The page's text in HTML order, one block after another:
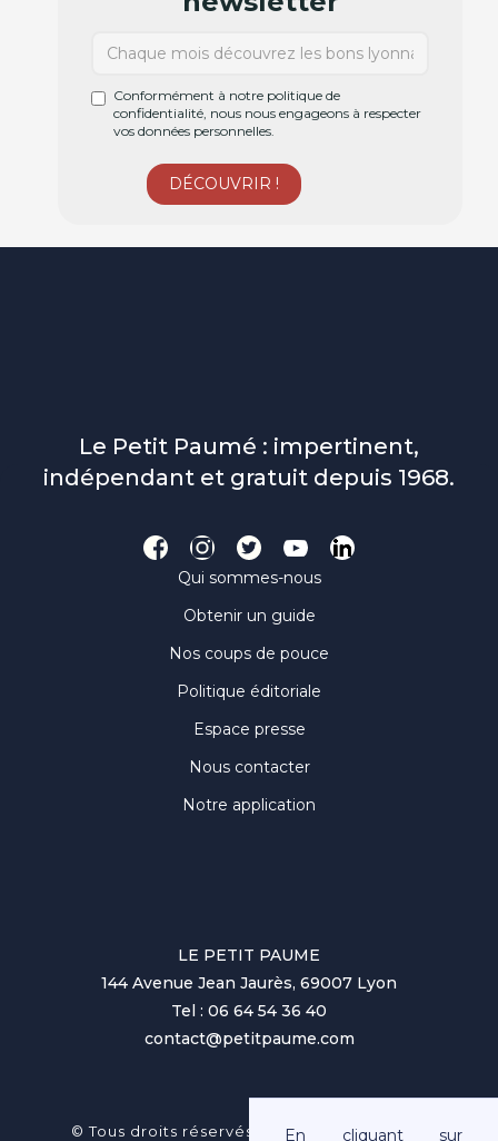
Conformément à notre politique de
confidentialité, nous nous engageons à respecter
vos données personnelles.
Le Petit Paumé : impertinent,
indépendant et gratuit depuis 1968.
Qui sommes-nous
Obtenir un guide
Nos coups de pouce
Politique éditoriale
Espace presse
Nous contacter
Notre application
LE PETIT PAUME
144 Avenue Jean Jaurès, 69007 Lyon
Tel : 06 64 54 36 40
contact@petitpaume.com
© Tous droits réservés au Petit Paumé 2025
En cliquant sur